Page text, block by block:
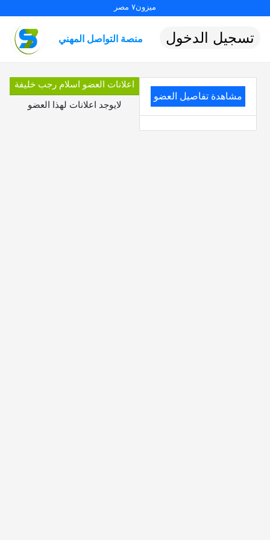
ميزون٧ مصر
منصة التواصل المهني تسجيل الدخول
مشاهدة تفاصيل العضو
اعلانات العضو اسلام رجب خليفة
لايوجد اعلانات لهذا العضو